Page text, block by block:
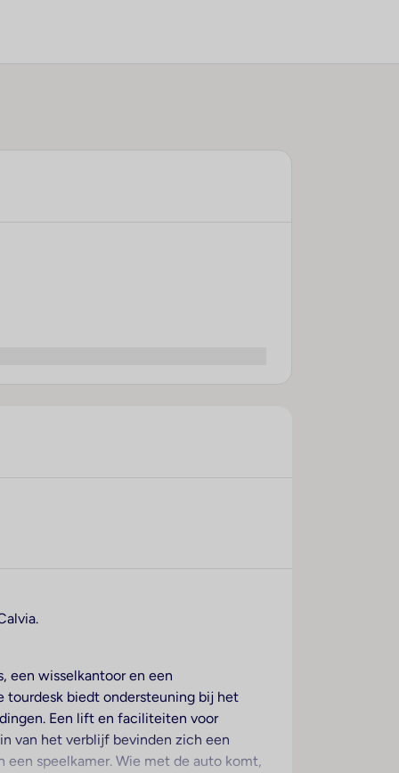
een wisselkantoor en een
tourdesk biedt ondersteuning bij het
Een lift en faciliteiten voor
van het verblijf bevinden zich een
speelkamer. Wie met de auto komt,